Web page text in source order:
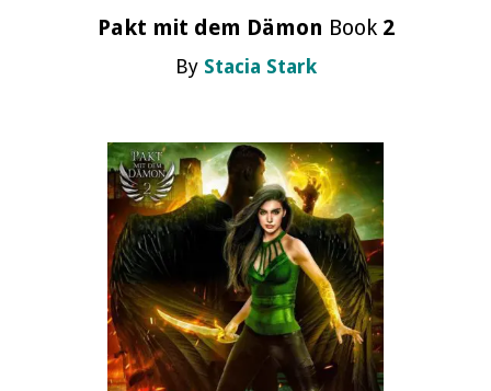
Pakt mit dem Dämon Book 2
By Stacia Stark